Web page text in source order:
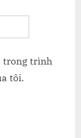
trong trình
tôi.